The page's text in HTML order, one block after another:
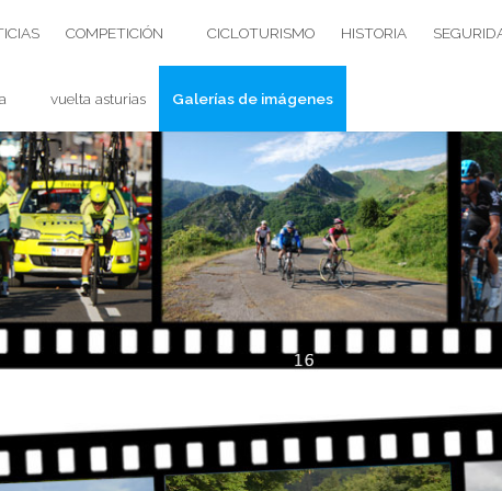
COMPETICIÓN CICLOTURISMO HISTORIA
vuelta asturias Galerías de imágenes